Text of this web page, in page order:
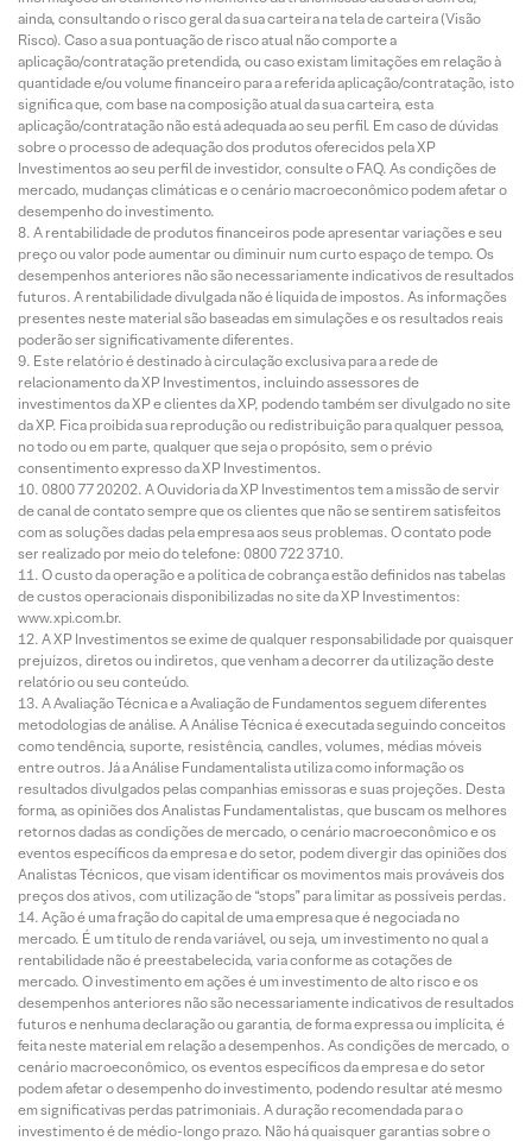
ainda, consultando o risco geral da sua carteira na tela de carteira (Visão
Risco). Caso a sua pontuação de risco atual não comporte a
aplicação/contratação pretendida, ou caso existam limitações em relação à
quantidade e/ou volume financeiro para a referida aplicação/contratação, isto
significa que, com base na composição atual da sua carteira, esta
aplicação/contratação não está adequada ao seu perfil. Em caso de dúvidas
sobre o processo de adequação dos produtos oferecidos pela XP
Investimentos ao seu perfil de investidor, consulte o FAQ. As condições de
mercado, mudanças climáticas e o cenário macroeconômico podem afetar o
desempenho do investimento.
A rentabilidade de produtos financeiros pode apresentar variações e seu
preço ou valor pode aumentar ou diminuir num curto espaço de tempo. Os
desempenhos anteriores não são necessariamente indicativos de resultados
futuros. A rentabilidade divulgada não é líquida de impostos. As informações
presentes neste material são baseadas em simulações e os resultados reais
poderão ser significativamente diferentes.
Este relatório é destinado à circulação exclusiva para a rede de
relacionamento da XP Investimentos, incluindo assessores de
investimentos da XP e clientes da XP, podendo também ser divulgado no site
da XP. Fica proibida sua reprodução ou redistribuição para qualquer pessoa,
no todo ou em parte, qualquer que seja o propósito, sem o prévio
consentimento expresso da XP Investimentos.
0800 77 20202. A Ouvidoria da XP Investimentos tem a missão de servir
de canal de contato sempre que os clientes que não se sentirem satisfeitos
com as soluções dadas pela empresa aos seus problemas. O contato pode
ser realizado por meio do telefone: 0800 722 3710.
O custo da operação e a política de cobrança estão definidos nas tabelas
de custos operacionais disponibilizadas no site da XP Investimentos:
www.xpi.com.br.
A XP Investimentos se exime de qualquer responsabilidade por quaisquer
prejuízos, diretos ou indiretos, que venham a decorrer da utilização deste
relatório ou seu conteúdo.
A Avaliação Técnica e a Avaliação de Fundamentos seguem diferentes
metodologias de análise. A Análise Técnica é executada seguindo conceitos
como tendência, suporte, resistência, candles, volumes, médias móveis
entre outros. Já a Análise Fundamentalista utiliza como informação os
resultados divulgados pelas companhias emissoras e suas projeções. Desta
forma, as opiniões dos Analistas Fundamentalistas, que buscam os melhores
retornos dadas as condições de mercado, o cenário macroeconômico e os
eventos específicos da empresa e do setor, podem divergir das opiniões dos
Analistas Técnicos, que visam identificar os movimentos mais prováveis dos
preços dos ativos, com utilização de “stops” para limitar as possíveis perdas.
Ação é uma fração do capital de uma empresa que é negociada no
mercado. É um título de renda variável, ou seja, um investimento no qual a
rentabilidade não é preestabelecida, varia conforme as cotações de
mercado. O investimento em ações é um investimento de alto risco e os
desempenhos anteriores não são necessariamente indicativos de resultados
futuros e nenhuma declaração ou garantia, de forma expressa ou implícita, é
feita neste material em relação a desempenhos. As condições de mercado, o
cenário macroeconômico, os eventos específicos da empresa e do setor
podem afetar o desempenho do investimento, podendo resultar até mesmo
em significativas perdas patrimoniais. A duração recomendada para o
investimento é de médio-longo prazo. Não há quaisquer garantias sobre o